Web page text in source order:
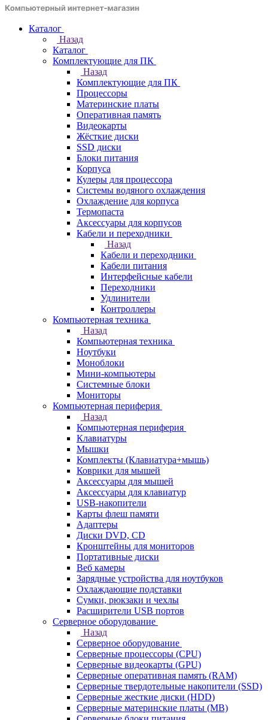
Каталог
Назад
Каталог
Комплектующие для ПК
Назад
Комплектующие для ПК
Процессоры
Материнские платы
Оперативная память
Видеокарты
Жёсткие диски
SSD диски
Блоки питания
Корпуса
Кулеры для процессора
Системы водяного охлаждения
Охлаждение для корпуса
Термопаста
Аксессуары для корпусов
Кабели и переходники
Назад
Кабели и переходники
Кабели питания
Интерфейсные кабели
Переходники
Удлинители
Контроллеры
Компьютерная техника
Назад
Компьютерная техника
Ноутбуки
Моноблоки
Мини-компьютеры
Системные блоки
Мониторы
Компьютерная периферия
Назад
Компьютерная периферия
Клавиатуры
Мышки
Комплекты (Клавиатура+мышь)
Коврики для мышей
Аксессуары для мышей
Аксессуары для клавиатур
USB-накопители
Карты флеш памяти
Адаптеры
Диски DVD, CD
Кронштейны для мониторов
Портативные диски
Веб камеры
Зарядные устройства для ноутбуков
Охлаждающие подставки
Сумки, рюкзаки и чехлы
Расширители USB портов
Серверное оборудование
Назад
Серверное оборудование
Серверные процессоры (CPU)
Серверные видеокарты (GPU)
Серверные оперативная память (RAM)
Серверные твердотельные накопители (SSD)
Серверные жесткие диски (HDD)
Серверные материнские платы (MB)